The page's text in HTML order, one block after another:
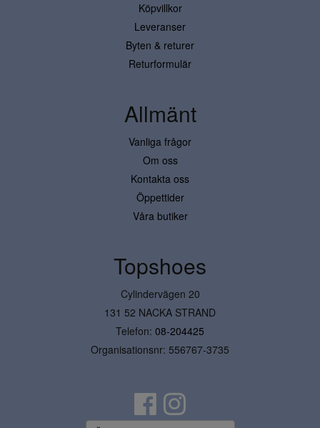
Köpvillkor
Leveranser
Byten & returer
Returformulär
Allmänt
Vanliga frågor
Om oss
Kontakta oss
Öppettider
Våra butiker
Topshoes
Cylindervägen 20
131 52 NACKA STRAND
Telefon: 08-204425
Organisationsnr: 556767-3735